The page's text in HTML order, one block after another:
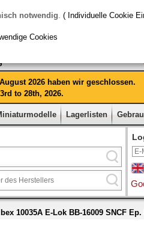
2026 haben wir geschlossen.
to 28th, 2026.
Lagerlisten
10035A E-Lok BB-16009 SNCF
notwendig. ( Individuelle Cookie
Cookies